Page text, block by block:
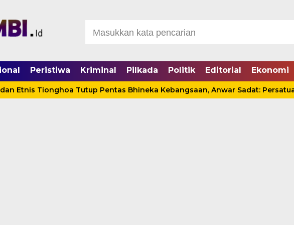
Peristiwa Kriminal Pilkada Politik Editorial Ekonomi
Tionghoa Tutup Pentas Bhineka Kebangsaan, Anwar Sadat: Persatuan